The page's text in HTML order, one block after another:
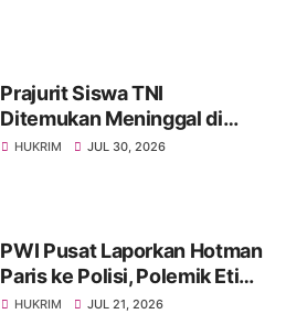
Prajurit Siswa TNI
Ditemukan Meninggal di
Rindam I/BB, Penyelidikan
HUKRIM JUL 30, 2026
PWI Pusat Laporkan Hotman
Paris ke Polisi, Polemik Etika
dan Kebebasan Pers
HUKRIM JUL 21, 2026